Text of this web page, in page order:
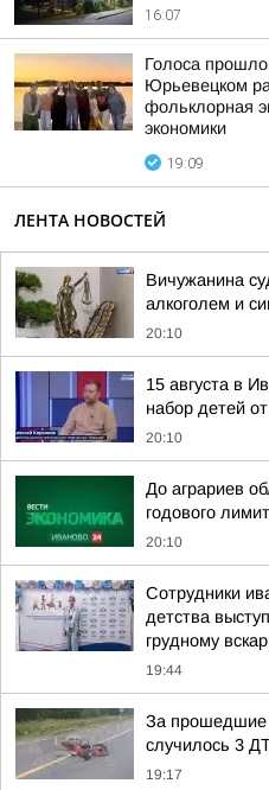
16:07
Голоса
Юрьевецком
фольклорная
экономики
19:09
ЛЕНТА НОВОСТЕЙ
Вичужанина
алкоголем и
20:10
15 августа в
набор детей
20:10
До аграриев
годового
20:10
Сотрудники
детства
грудному
19:44
За прошедшие
случилось 3
19:17